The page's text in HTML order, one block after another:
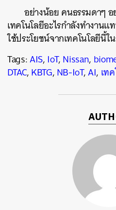
อย่างน้อย คนธรรมดาๆ อ
เทคโนโลยีอะไรกำลังทำงานแ
ใช้ประโยชน์จากเทคโนโลยีนี้ใ
Tags:AIS, IoT,Nissan,
DTAC,KBTG,NB-IoT,AI, เท